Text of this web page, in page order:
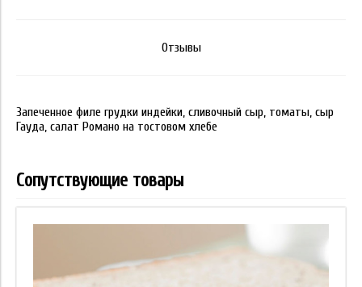
Отзывы
Запеченное филе грудки индейки, сливочный сыр, томаты, сыр
Гауда, салат Романо на тостовом хлебе
Сопутствующие товары